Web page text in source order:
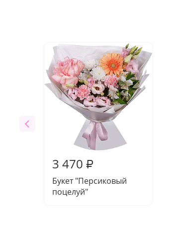
3 470 ₽
Букет "Персиковый
поцелуй"